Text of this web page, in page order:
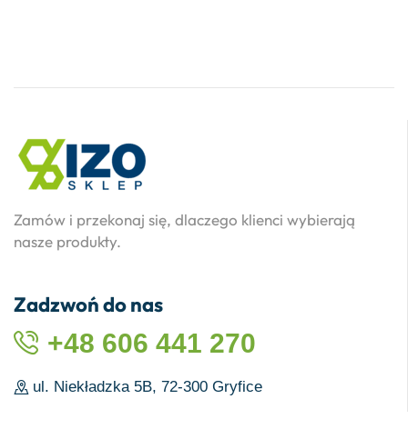
Zamów i przekonaj się, dlaczego klienci wybierają
nasze produkty.
Zadzwoń do nas
+48 606 441 270
ul. Niekładzka 5B, 72-300 Gryfice